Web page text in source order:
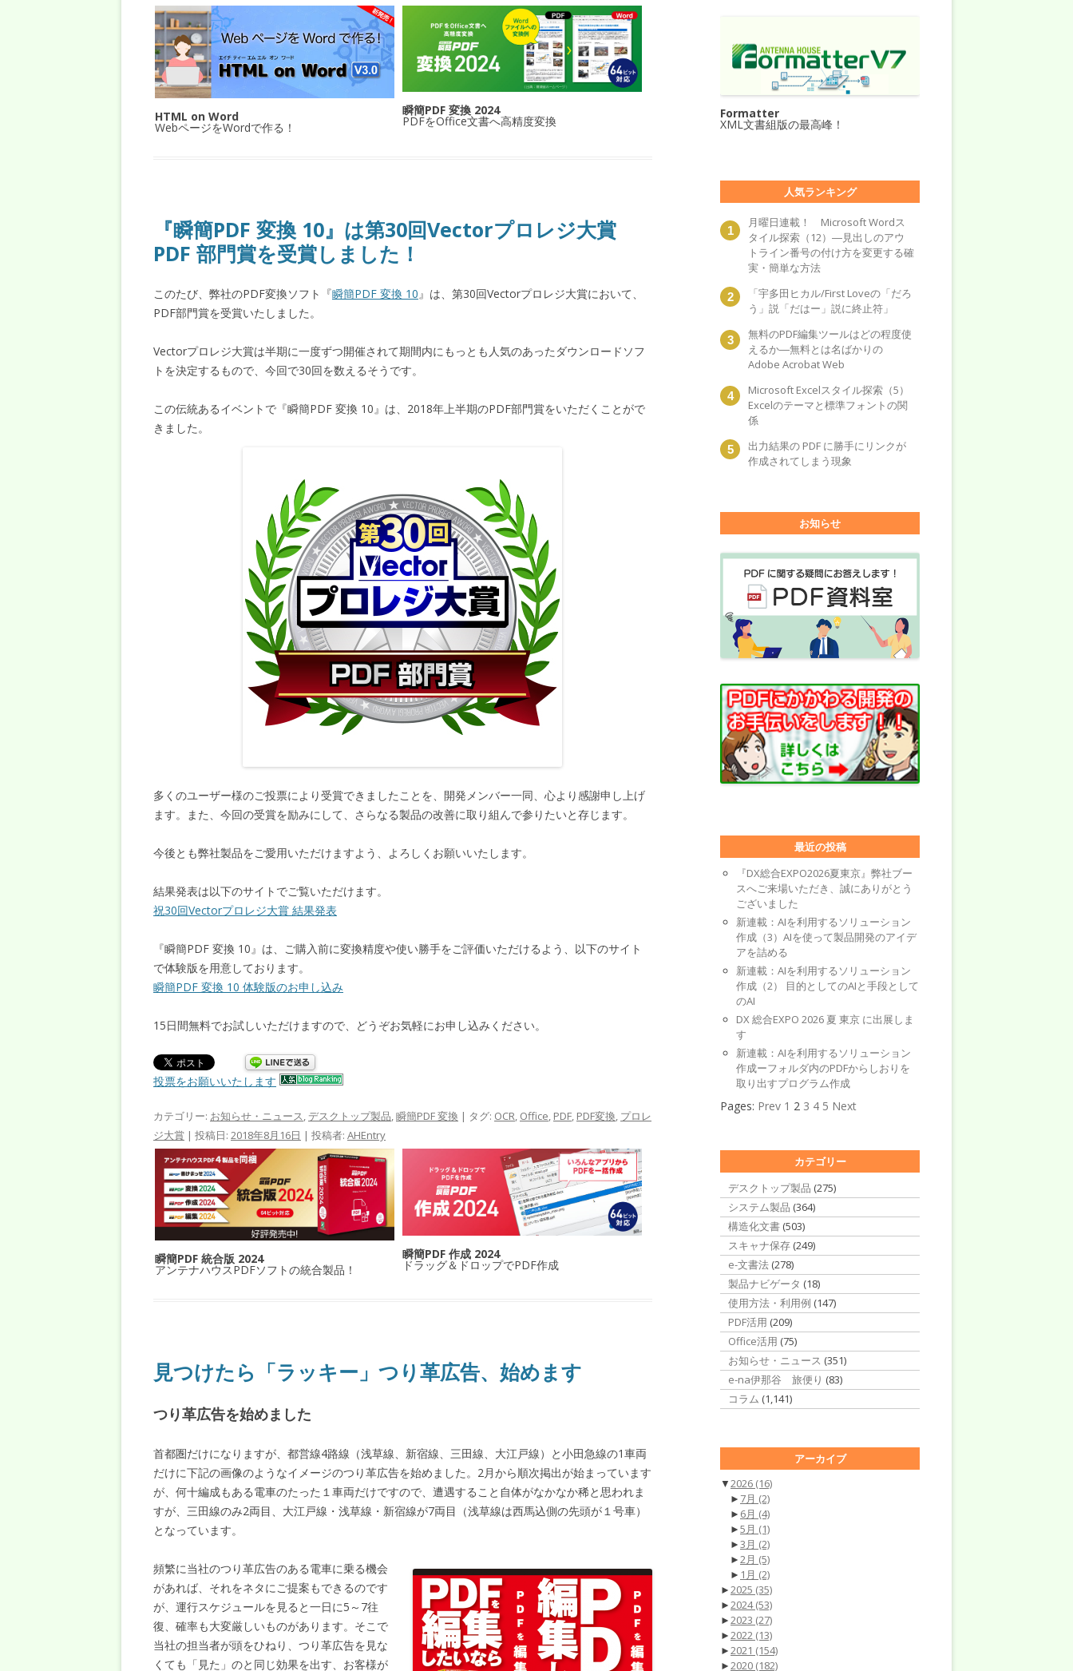
HTML on Word
WebページをWordで作る！
瞬簡PDF 変換 2024
PDFをOffice文書へ高精度変換
『瞬簡PDF 変換 10』は第30回Vectorプロレジ大賞
PDF 部門賞を受賞しました！
このたび、弊社のPDF変換ソフト『瞬簡PDF 変換 10』は、第30回Vectorプロレジ大賞において、
PDF部門賞を受賞いたしました。
Vectorプロレジ大賞は半期に一度ずつ開催されて期間内にもっとも人気のあったダウンロードソフ
トを決定するもので、今回で30回を数えるそうです。
この伝統あるイベントで『瞬簡PDF 変換 10』は、2018年上半期のPDF部門賞をいただくことがで
きました。
多くのユーザー様のご投票により受賞できましたことを、開発メンバー一同、心より感謝申し上げ
ます。また、今回の受賞を励みにして、さらなる製品の改善に取り組んで参りたいと存じます。
今後とも弊社製品をご愛用いただけますよう、よろしくお願いいたします。
結果発表は以下のサイトでご覧いただけます。
祝30回Vectorプロレジ大賞 結果発表
『瞬簡PDF 変換 10』は、ご購入前に変換精度や使い勝手をご評価いただけるよう、以下のサイト
で体験版を用意しております。
瞬簡PDF 変換 10 体験版のお申し込み
15日間無料でお試しいただけますので、どうぞお気軽にお申し込みください。
投票をお願いいたします
カテゴリー: お知らせ・ニュース, デスクトップ製品,瞬簡PDF 変換 | タグ: OCR, Office, PDF, PDF変換, プロレ
ジ大賞 | 投稿日: 2018年8月16日 | 投稿者: AHEntry
瞬簡PDF 統合版 2024
アンテナハウスPDFソフトの統合製品！
瞬簡PDF 作成 2024
ドラッグ＆ドロップでPDF作成
見つけたら「ラッキー」つり革広告、始めます
つり革広告を始めました
首都圏だけになりますが、都営線4路線（浅草線、新宿線、三田線、大江戸線）と小田急線の1車両
だけに下記の画像のようなイメージのつり革広告を始めました。2月から順次掲出が始まっています
が、何十編成もある電車のたった１車両だけですので、遭遇すること自体がなかなか稀と思われま
すが、三田線のみ2両目、大江戸線・浅草線・新宿線が7両目（浅草線は西馬込側の先頭が１号車）
となっています。
頻繁に当社のつり革広告のある電車に乗る機会
があれば、それをネタにご提案もできるのです
が、運行スケジュールを見ると一日に5～7往
復、確率も大変厳しいものがあります。そこで
当社の担当者が頭をひねり、つり革広告を見な
くても「見た」のと同じ効果を出す、お客様が
Formatter
XML文書組版の最高峰！
人気ランキング
月曜日連載！ Microsoft Wordス
タイル探索（12）―見出しのアウ
トライン番号の付け方を変更する確
実・簡単な方法
「宇多田ヒカル/First Loveの「だろ
う」説「だはー」説に終止符」
無料のPDF編集ツールはどの程度使
えるか―無料とは名ばかりの
Adobe Acrobat Web
Microsoft Excelスタイル探索（5）
Excelのテーマと標準フォントの関
係
出力結果の PDF に勝手にリンクが
作成されてしまう現象
お知らせ
最近の投稿
『DX総合EXPO2026夏東京』弊社ブー
スへご来場いただき、誠にありがとう
ございました
新連載：AIを利用するソリューション
作成（3）AIを使って製品開発のアイデ
アを詰める
新連載：AIを利用するソリューション
作成（2） 目的としてのAIと手段として
のAI
DX 総合EXPO 2026 夏 東京 に出展しま
す
新連載：AIを利用するソリューション
作成ーフォルダ内のPDFからしおりを
取り出すプログラム作成
Pages: Prev 1 2 3 4 5 Next
カテゴリー
デスクトップ製品 (275)
システム製品 (364)
構造化文書 (503)
スキャナ保存 (249)
e-文書法 (278)
製品ナビゲータ (18)
使用方法・利用例 (147)
PDF活用 (209)
Office活用 (75)
お知らせ・ニュース (351)
e-na伊那谷 旅便り (83)
コラム (1,141)
アーカイブ
▼2026 (16)
► 7月 (2)
► 6月 (4)
►5月 (1)
►3月 (2)
►2月 (5)
► 1月 (2)
►2025 (35)
►2024(53)
►2023 (27)
►2022 (13)
►2021 (154)
►2020 (182)